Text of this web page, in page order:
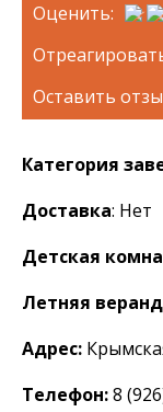
Оценить:
Оставить
Категория
Доставка: Нет
Детская
Летняя
Адрес:
Телефон:8